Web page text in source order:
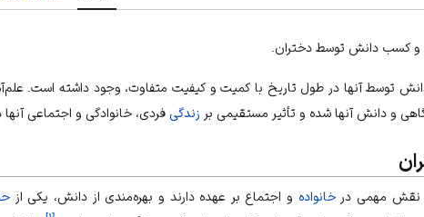
و کسب دانش توسط دختران.
توسط آنها در طول تاریخ با کمیت و کیفیت متفاوت، وجود داشته است.
و دانش آنها شده و تأثیر مستقیمی بر زندگی فردی، خانوادگی و اجتماعی آنها
نقش مهمی درخانواده و اجتماع بر عهده دارند و بهره‌مندی از دانش، یکی از